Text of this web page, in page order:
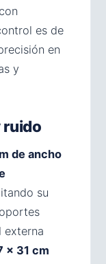
es de
en
y
ruido
de ancho
su
externa
× 31 cm